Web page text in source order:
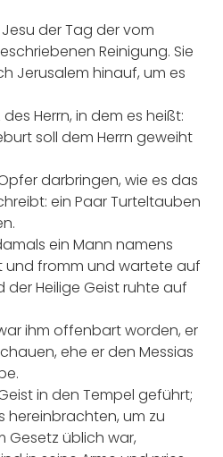
der Tag der vom
Reinigung. Sie
Jerusalem hinauf, um es
Herrn, in dem es heißt:
soll dem Herrn geweiht
darbringen, wie es das
ein Paar Turteltauben
ein Mann namens
und fromm und wartete auf
der Heilige Geist ruhte auf
ihm offenbart worden, er
ehe er den Messias
in den Tempel geführt;
hereinbrachten, um zu
Gesetz üblich war,